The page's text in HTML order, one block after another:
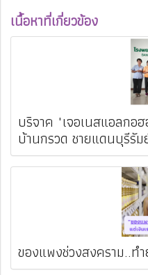
เนื้อหาที่เกี่ยวข้อง
บริจาค "เจอเนสแอลกอ
บ้านกรวด ชายแดนบุรีรั
ของแพงช่วงสงคราม..ท